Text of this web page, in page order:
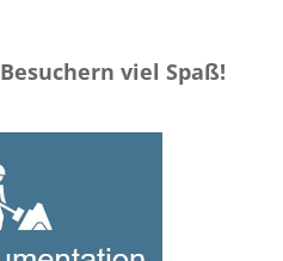
viel Spaß!